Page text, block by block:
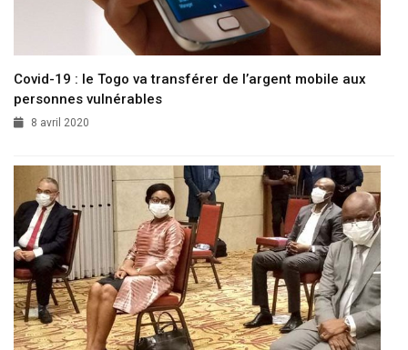
Covid-19 : le Togo va transférer de l’argent mobile aux
personnes vulnérables
8 avril 2020